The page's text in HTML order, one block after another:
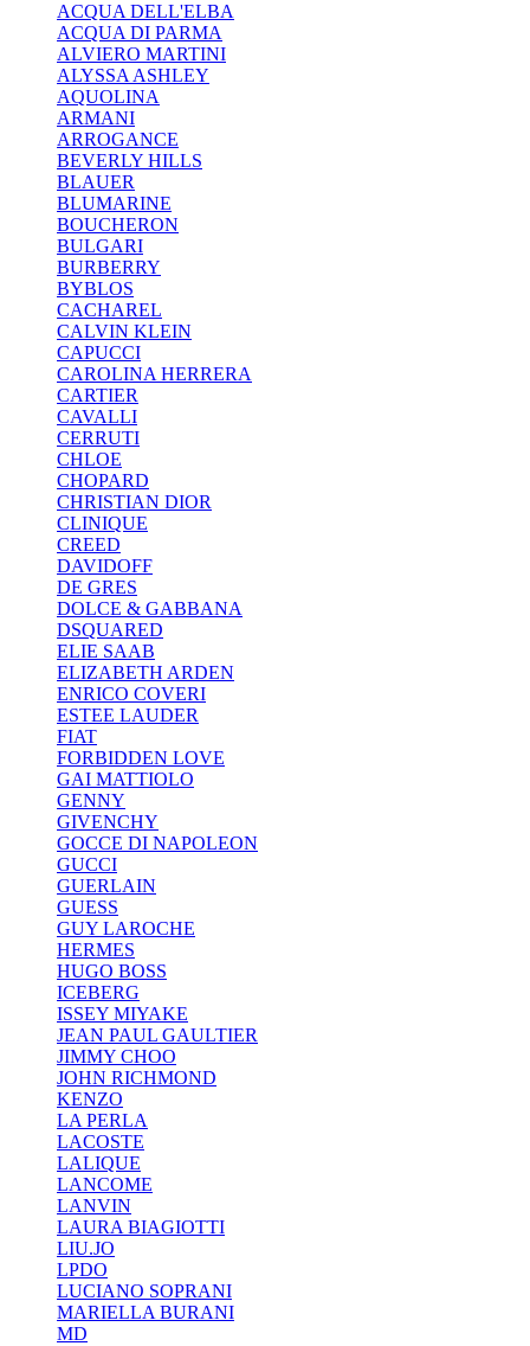
ACQUA DELL'ELBA
ACQUA DI PARMA
ALVIERO MARTINI
ALYSSA ASHLEY
AQUOLINA
ARMANI
ARROGANCE
BEVERLY HILLS
BLAUER
BLUMARINE
BOUCHERON
BULGARI
BURBERRY
BYBLOS
CACHAREL
CALVIN KLEIN
CAPUCCI
CAROLINA HERRERA
CARTIER
CAVALLI
CERRUTI
CHLOE
CHOPARD
CHRISTIAN DIOR
CLINIQUE
CREED
DAVIDOFF
DE GRES
DOLCE & GABBANA
DSQUARED
ELIE SAAB
ELIZABETH ARDEN
ENRICO COVERI
ESTEE LAUDER
FIAT
FORBIDDEN LOVE
GAI MATTIOLO
GENNY
GIVENCHY
GOCCE DI NAPOLEON
GUCCI
GUERLAIN
GUESS
GUY LAROCHE
HERMES
HUGO BOSS
ICEBERG
ISSEY MIYAKE
JEAN PAUL GAULTIER
JIMMY CHOO
JOHN RICHMOND
KENZO
LA PERLA
LACOSTE
LALIQUE
LANCOME
LANVIN
LAURA BIAGIOTTI
LIU.JO
LPDO
LUCIANO SOPRANI
MARIELLA BURANI
MD